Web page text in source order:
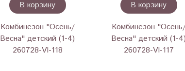
В корзину
Комбинезон "Осень/
Весна" детский (1-4)
260728-VI-118
В корзину
Комбинезон
Весна" детский (1-4)
260728-VI-117